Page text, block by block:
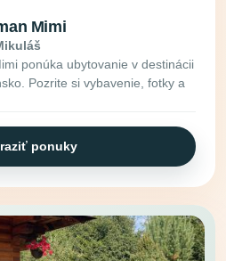
Mimi
ponúka ubytovanie v destinácii
Pozrite si vybavenie, fotky a
ponuky